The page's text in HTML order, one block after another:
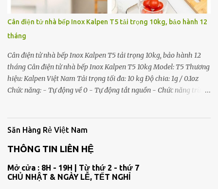
cháo, trưng yến. - Bảo hành: 12 tháng chính hãng. Ưu điểm khi sử
dụng: - Giữ nguyên hương vị và chất dinh dưỡng của thực phẩm. -
Nấu nhanh hơn so với phương pháp truyền thống. - Lý tưởng cho
các món kho, ninh, hầm, cháo. Nồi nấu chậm Koreno KN-825 ...
Cân điện tử nhà bếp Inox Kalpen T5 tải trọng 10kg, bảo hành 12
tháng
Cân điện tử nhà bếp Inox Kalpen T5 tải trọng 10kg, bảo hành 12
tháng Cân điện tử nhà bếp Inox Kalpen T5 10kg Model: T5 Thương
hiệu: Kalpen Việt Nam Tải trọng tối đa: 10 kg Độ chia: 1g / 0.1oz
Chức năng: - Tự động về 0 - Tự động tắt nguồn - Chức năng trừ bì
(chưa bao gồm) Chất liệu mặt cân: Inox không gỉ Kích thước: 18 x
14 x 1.5cm Trọng lượng: 235gram Sản xuất tại Trung Quốc Bảo
hành: 12 tháng chính hãng Đặc điểm nổi bât - ĐỘ CHÍNH XÁC
với độ chia chính xác 1g / 0.1oz, giúp đo lường khối lượng thực
phẩm và nguyên liệu một cách chính xác. Đây là yếu tố quan trọng
Săn Hàng Rẻ Việt Nam
THÔNG TIN LIÊN HỆ
Mở cửa : 8H - 19H | Từ thứ 2 - thứ 7
CHỦ NHẬT & NGÀY LỄ, TẾT NGHỈ